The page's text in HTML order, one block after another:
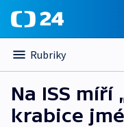
Rubriky
Na ISS míří
krabice